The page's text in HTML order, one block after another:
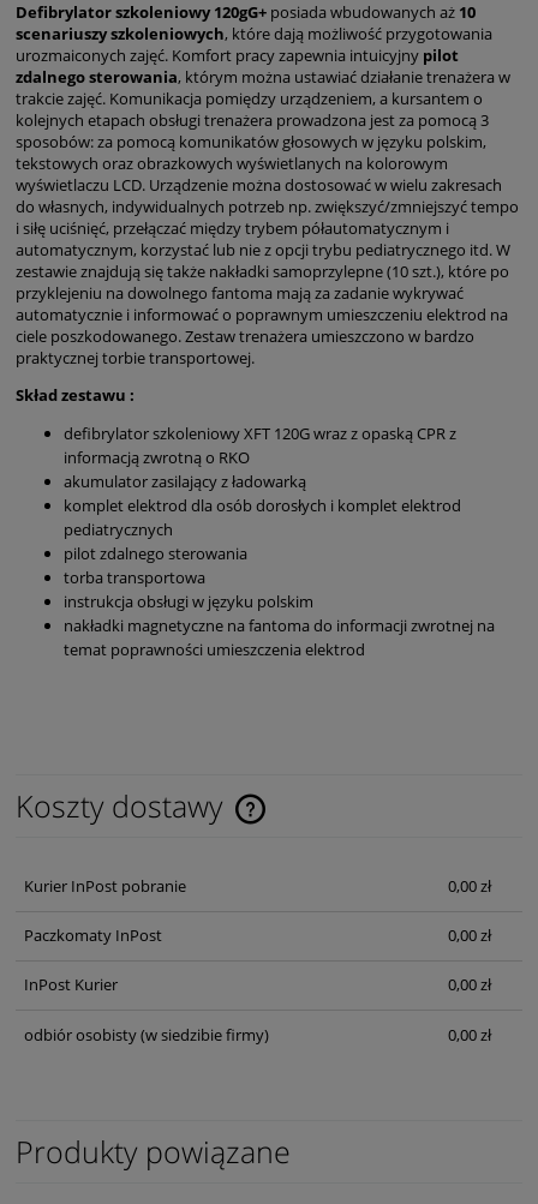
Defibrylator szkoleniowy 120gG+ posiada wbudowanych aż 10
scenariuszy szkoleniowych, które dają możliwość przygotowania
urozmaiconych zajęć. Komfort pracy zapewnia intuicyjny pilot
zdalnego sterowania, którym można ustawiać działanie trenażera w
trakcie zajęć. Komunikacja pomiędzy urządzeniem, a kursantem o
kolejnych etapach obsługi trenażera prowadzona jest za pomocą 3
sposobów: za pomocą komunikatów głosowych w języku polskim,
tekstowych oraz obrazkowych wyświetlanych na kolorowym
wyświetlaczu LCD. Urządzenie można dostosować w wielu zakresach
do własnych, indywidualnych potrzeb np. zwiększyć/zmniejszyć tempo
i siłę uciśnięć, przełączać między trybem półautomatycznym i
automatycznym, korzystać lub nie z opcji trybu pediatrycznego itd. W
zestawie znajdują się także nakładki samoprzylepne (10 szt.), które po
przyklejeniu na dowolnego fantoma mają za zadanie wykrywać
automatycznie i informować o poprawnym umieszczeniu elektrod na
ciele poszkodowanego. Zestaw trenażera umieszczono w bardzo
praktycznej torbie transportowej.
Skład zestawu :
defibrylator szkoleniowy XFT 120G wraz z opaską CPR z
informacją zwrotną o RKO
akumulator zasilający z ładowarką
komplet elektrod dla osób dorosłych i komplet elektrod
pediatrycznych
pilot zdalnego sterowania
torba transportowa
instrukcja obsługi w języku polskim
nakładki magnetyczne na fantoma do informacji zwrotnej na
temat poprawności umieszczenia elektrod
Koszty dostawy
Cena nie zawiera ewentualnych kosztów płatności
Kurier InPost pobranie 0,00 zł
Paczkomaty InPost 0,00 zł
InPost Kurier 0,00 zł
odbiór osobisty(w siedzibie firmy) 0,00 zł
Produkty powiązane